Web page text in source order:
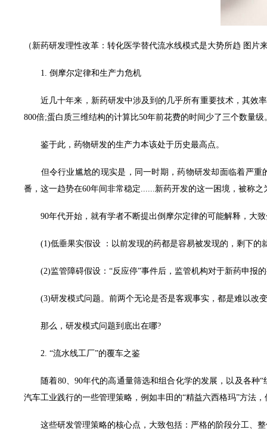
（新药研发理性改革：转化医学替代流水线模式是大势所趋 图片
1. 倒摩尔定律和生产力危机
近几十年来，新药研发中涉及到的几乎所有重要技术，其效率
800倍;蛋白质三维结构的计算比50年前花费的时间少了三个数量级
鉴于此，药物研发的生产力本该处于历史最高点。
但令行业尴尬的现实是，同一时期，药物研发却面临着严重的
番，这一趋势在60年间非常稳定......新药开发的这一困境，被称
90年代开始，就有学者不断提出倒摩尔定律的可能解释，大致
(1)低垂果实假设 ：以前发现的药都是容易被发现的，剩下的
(2)监管障碍假设：“反应停”事件后，监管机构对于新药申报
(3)研发模式问题。前两个无论是否是客观事实，都是难以改
那么，研发模式问题到底出在哪?
2. “流水线工厂”的覆车之鉴
随着80、90年代的高通量筛选和组合化学的发展，以及各种“
汽车工业践行的一些管理策略，例如丰田的“精益六西格玛”方法
这些研发管理策略的核心点，大致包括：严格的阶段分工、整